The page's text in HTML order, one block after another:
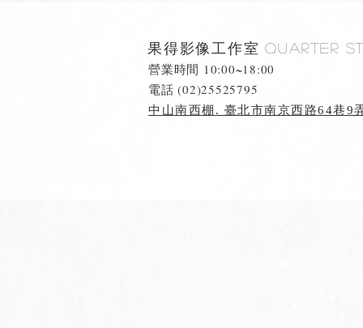
果得影像工作室Quarter
營業時間 10:00~18:00
​電話 (02)25525795
中山南西棚. 臺北市南京西路64巷9